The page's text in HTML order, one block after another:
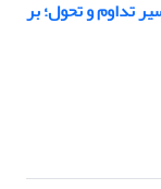
تداوم و تحول؛ بر